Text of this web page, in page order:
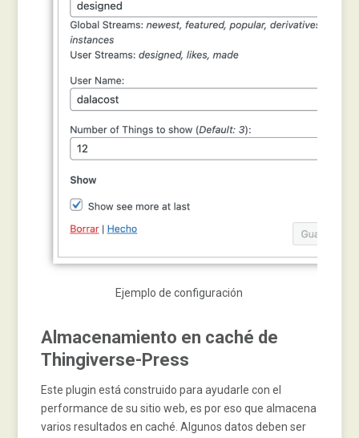
Ejemplo de configuración
Almacenamiento en caché de
Thingiverse-Press
Este plugin está construido para ayudarle con el
performance de su sitio web, es por eso que almacena
varios resultados en caché. Algunos datos deben ser